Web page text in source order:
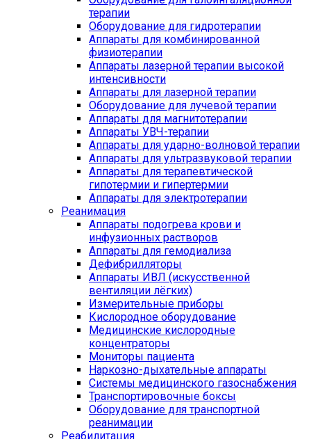
терапии
Оборудование для гидротерапии
Аппараты для комбинированной
физиотерапии
Аппараты лазерной терапии высокой
интенсивности
Аппараты для лазерной терапии
Оборудование для лучевой терапии
Аппараты для магнитотерапии
Аппараты УВЧ-терапии
Аппараты для ударно-волновой терапии
Аппараты для ультразвуковой терапии
Аппараты для терапевтической
гипотермии и гипертермии
Аппараты для электротерапии
Реанимация
Аппараты подогрева крови и
инфузионных растворов
Аппараты для гемодиализа
Дефибрилляторы
Аппараты ИВЛ (искусственной
вентиляции лёгких)
Измерительные приборы
Кислородное оборудование
Медицинские кислородные
концентраторы
Мониторы пациента
Наркозно-дыхательные аппараты
Системы медицинского газоснабжения
Транспортировочные боксы
Оборудование для транспортной
реанимации
Реабилитация